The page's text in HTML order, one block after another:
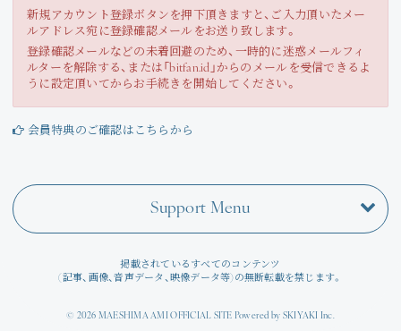
Movie
Wallpaper
Voice
回想録
新規アカウント登録ボタンを押下頂きますと、ご入力頂いたメー
ルアドレス宛に登録確認メールをお送り致します。
登録確認メールなどの未着回避のため、一時的に迷惑メールフィ
ルターを解除する、または「bitfan.id」からのメールを受信できるよ
うに設定頂いてからお手続きを開始してください。
会員特典のご確認はこちらから
Support Menu
掲載されているすべてのコンテンツ
(記事、画像、音声データ、映像データ等)の無断転載を禁じます。
© 2026 MAESHIMA AMI OFFICIAL SITE Powered by SKIYAKI Inc.